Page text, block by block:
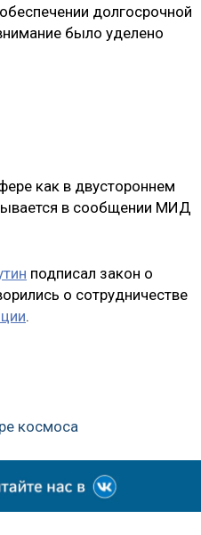
долгосрочной
было уделено
как в двустороннем
в сообщении МИД
подписал закон о
о сотрудничестве
.
космоса